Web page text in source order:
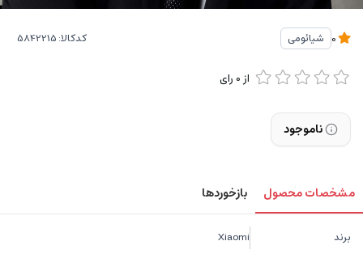
شیائومی کدکالا:
از0 رای
ناموجود
مشخصات محصول بازخوردها
برند Xiaomi